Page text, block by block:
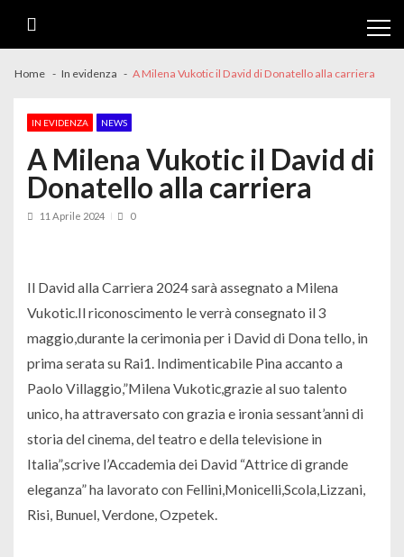
Home In evidenza A Milena Vukotic il David di Donatello alla carriera
IN EVIDENZA NEWS
A Milena Vukotic il David di
Donatello alla carriera
11 Aprile 2024 0
Il David alla Carriera 2024 sarà assegnato a Milena
Vukotic.Il riconoscimento le verrà consegnato il 3
maggio,durante la cerimonia per i David di Dona tello, in
prima serata su Rai1. Indimenticabile Pina accanto a
Paolo Villaggio,”Milena Vukotic,grazie al suo talento
unico, ha attraversato con grazia e ironia sessant’anni di
storia del cinema, del teatro e della televisione in
Italia”,scrive l’Accademia dei David “Attrice di grande
eleganza” ha lavorato con Fellini,Monicelli,Scola,Lizzani,
Risi, Bunuel, Verdone, Ozpetek.